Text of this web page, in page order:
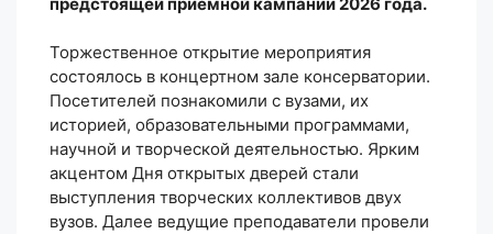
предстоящей приемной кампании 2026 года.
Торжественное открытие мероприятия
состоялось в концертном зале консерватории.
Посетителей познакомили с вузами, их
историей, образовательными программами,
научной и творческой деятельностью. Ярким
акцентом Дня открытых дверей стали
выступления творческих коллективов двух
вузов. Далее ведущие преподаватели провели